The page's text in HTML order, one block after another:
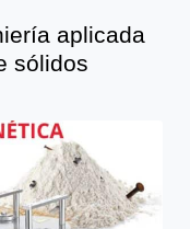
aplicada
sólidos